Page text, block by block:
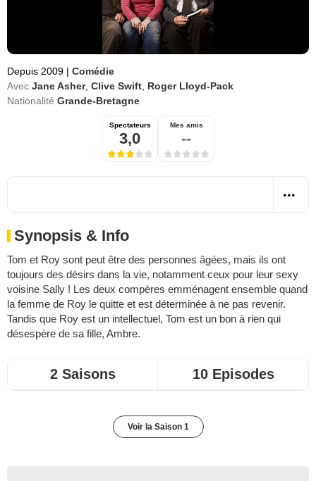
Depuis 2009 | Comédie
Avec Jane Asher, Clive Swift Roger Lloyd-Pack
Nationalité Grande-Bretagne
Spectateurs
3,0
Mes amis
--
Synopsis & Info
Tom et Roy sont peut être des personnes âgées, mais ils ont
toujours des désirs dans la vie, notamment ceux pour leur sexy
voisine Sally ! Les deux compères emménagent ensemble quand
la femme de Roy le quitte et est déterminée à ne pas revenir.
Tandis que Roy est un intellectuel, Tom est un bon à rien qui
désespère de sa fille, Ambre.
2 Saisons 10 Episodes
Voir la Saison 1